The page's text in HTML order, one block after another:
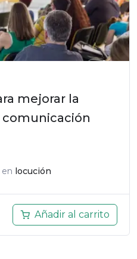
mejorar la
comunicación
en locución
Añadir al carrito